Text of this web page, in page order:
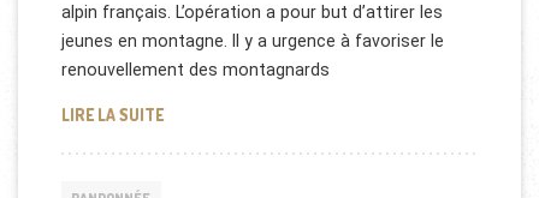
alpin français. L’opération a pour but d’attirer les
jeunes en montagne. Il y a urgence à favoriser le
renouvellement des montagnards
LIRE LA SUITE1€ LA NUIT DANS LES REFUGES DU CLUB ALPIN